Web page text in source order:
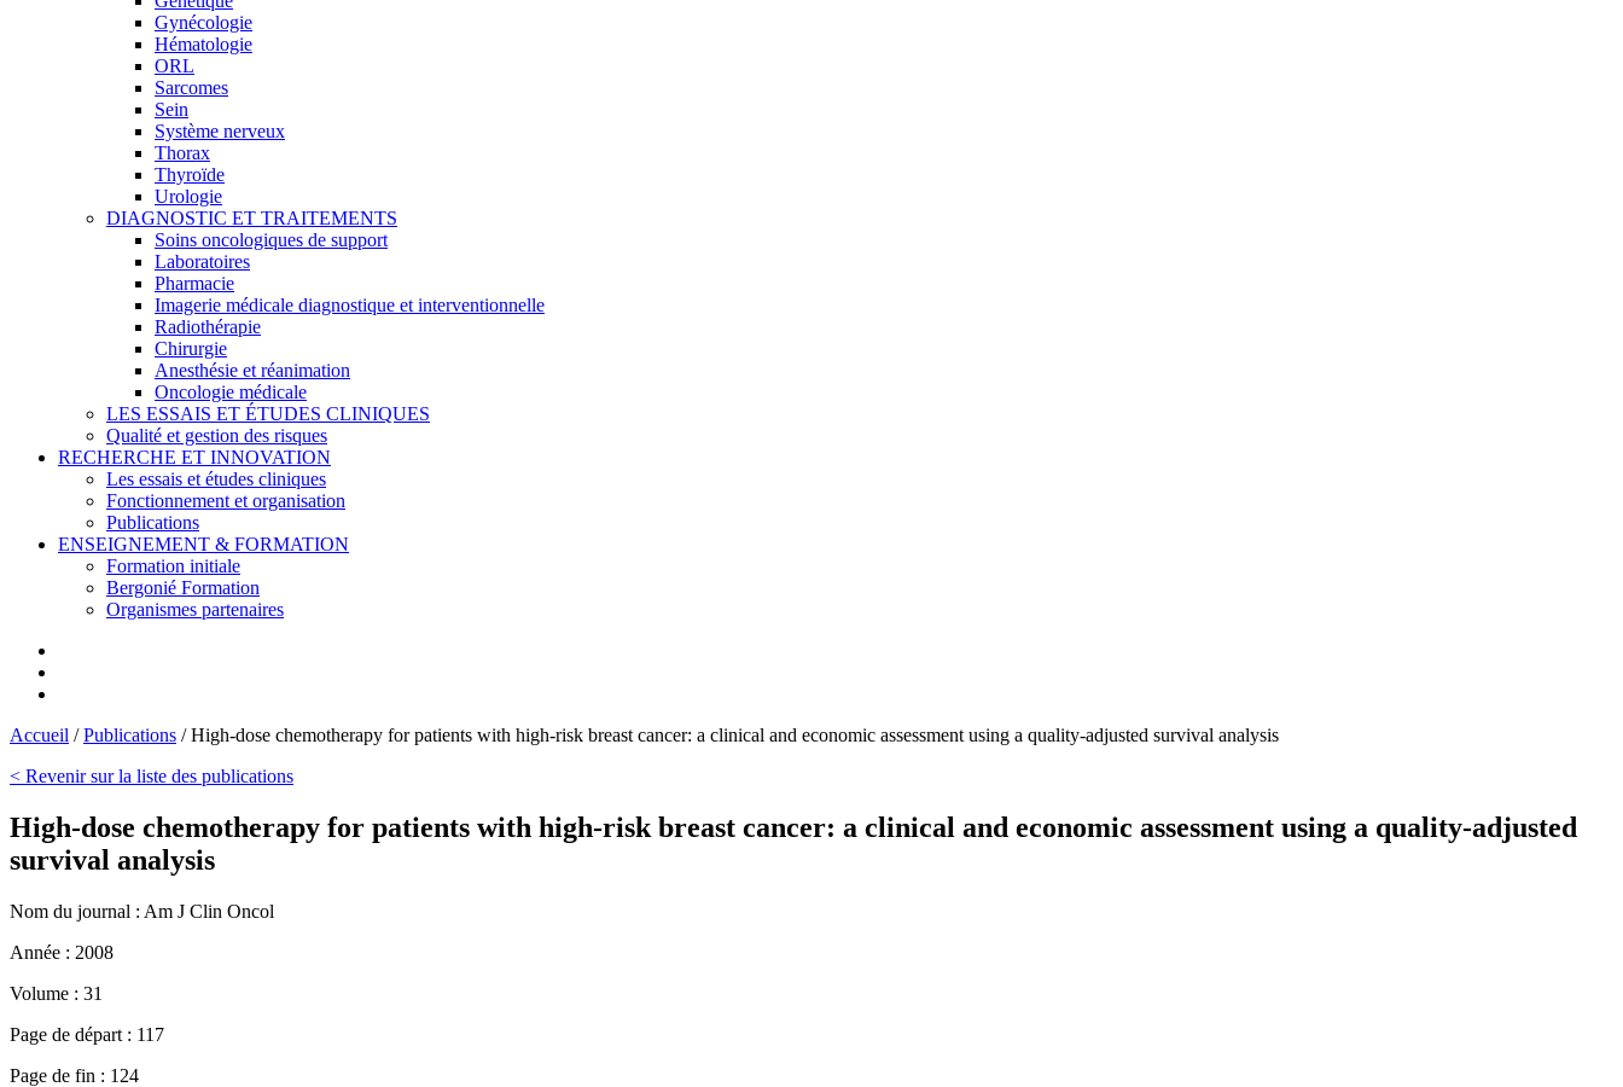
Gynécologie
Hématologie
ORL
Sarcomes
Sein
Système nerveux
Thorax
Thyroïde
Urologie
DIAGNOSTIC ET TRAITEMENTS
Soins oncologiques de support
Laboratoires
Pharmacie
Imagerie médicale diagnostique et interventionnelle
Radiothérapie
Chirurgie
Anesthésie et réanimation
Oncologie médicale
LES ESSAIS ET ÉTUDES CLINIQUES
Qualité et gestion des risques
RECHERCHE ET INNOVATION
Les essais et études cliniques
Fonctionnement et organisation
Publications
ENSEIGNEMENT & FORMATION
Formation initiale
Bergonié Formation
Organismes partenaires
Accueil /Publications /High-dose chemotherapy for patients with high-risk breast cancer: a clinical and economic assessment using a quality-adjusted survival analysis
< Revenir sur la liste des publications
High-dose chemotherapy for patients with high-risk breast cancer: a clinical and economic assessment using a quality-adjusted
survival analysis
Nom du journal : Am J Clin Oncol
Année : 2008
Volume : 31
Page de départ : 117
Page de fin : 124